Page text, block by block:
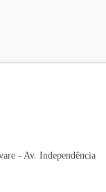
- Av. Independência